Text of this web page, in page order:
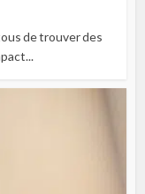
de trouver des